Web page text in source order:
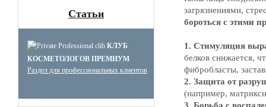
Статьи
КЛУБ
КОСМЕТОЛОГОВ ПРЕМИУМ
Раздел для профессиональных клиентов
загрязнениями,
бороться с этими
1. Стимуляция
белков снижается,
фибробласты,
2. Защита от
(например,